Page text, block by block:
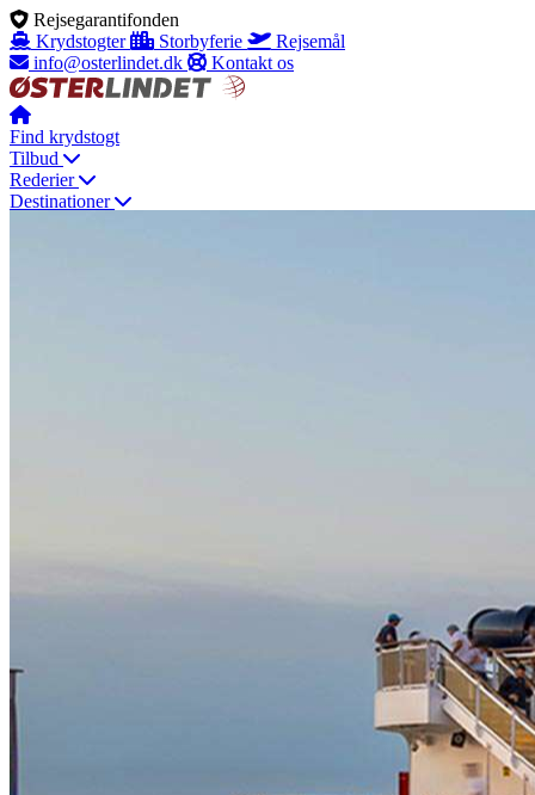
Rejsegarantifonden
Krydstogter
Storbyferie
Rejsemål
info@osterlindet.dk
Kontakt os
Find krydstogt
Tilbud
Rederier
Destinationer